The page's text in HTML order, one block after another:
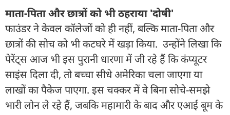
माता-पिता और छात्रों को भी ठहराया 'दोषी'
फाउंडर ने केवल कॉलेजों को ही नहीं, बल्कि माता-पिता और
छात्रों की सोच को भी कटघरे में खड़ा किया. उन्होंने ल‍िखा कि
पेरेंट्स आज भी इस पुरानी धारणा में जी रहे हैं कि कंप्यूटर
साइंस दिला दी, तो बच्चा सीधे अमेरिका चला जाएगा या
लाखों का पैकेज पाएगा. इस चक्कर में वे बिना सोचे-समझे
भारी लोन ले रहे हैं, जबकि महामारी के बाद और एआई बूम के